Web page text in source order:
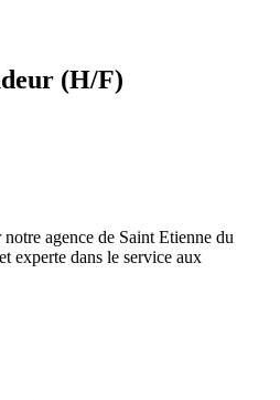
(H/F)
agence de Saint Etienne du
experte dans le service aux